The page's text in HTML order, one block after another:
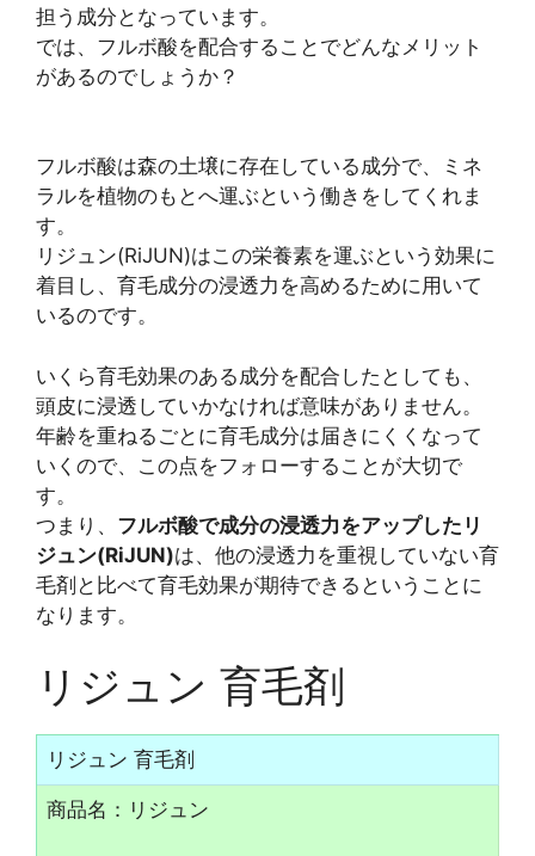
担う成分となっています。
では、フルボ酸を配合することでどんなメリット
があるのでしょうか？
フルボ酸は森の土壌に存在している成分で、ミネ
ラルを植物のもとへ運ぶという働きをしてくれま
す。
リジュン(RiJUN)はこの栄養素を運ぶという効果に
着目し、育毛成分の浸透力を高めるために用いて
いるのです。
いくら育毛効果のある成分を配合したとしても、
頭皮に浸透していかなければ意味がありません。
年齢を重ねるごとに育毛成分は届きにくくなって
いくので、この点をフォローすることが大切で
す。
つまり、 フルボ酸で成分の浸透力をアップしたリ
ジュン(RiJUN)は、他の浸透力を重視していない育
毛剤と比べて育毛効果が期待できるということに
なります。
リジュン 育毛剤
リジュン 育毛剤
商品名：リジュン